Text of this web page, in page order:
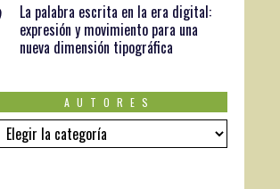
La palabra escrita en la era digital:
expresión y movimiento para una
nueva dimensión tipográfica
AUTORES
AUTORES